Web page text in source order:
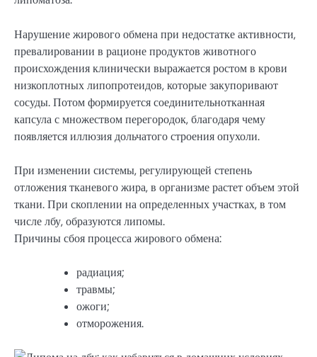
Нарушение жирового обмена при недостатке активности,
превалировании в рационе продуктов животного
происхождения клинически выражается ростом в крови
низкоплотных липопротеидов, которые закупоривают
сосуды. Потом формируется соединительнотканная
капсула с множеством перегородок, благодаря чему
появляется иллюзия дольчатого строения опухоли.
При изменении системы, регулирующей степень
отложения тканевого жира, в организме растет объем этой
ткани. При скоплении на определенных участках, в том
числе лбу, образуются липомы.
Причины сбоя процесса жирового обмена:
радиация;
травмы;
ожоги;
отморожения.